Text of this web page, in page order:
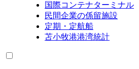
国際コンテナターミナル
民間企業の係留施設
定期・定航船
苫小牧港港湾統計